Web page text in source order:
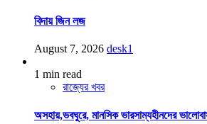
বিদায় জিন লজ
August 7, 2026 desk1
1 min read
রাজ্যের খবর
অসহায়,ভবঘুরে, মানসিক ভারসাম্যহীনদের